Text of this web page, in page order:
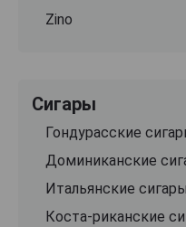
Zino
Сигары
Гондурасские
Доминиканские
Итальянские сигары
Коста-риканские